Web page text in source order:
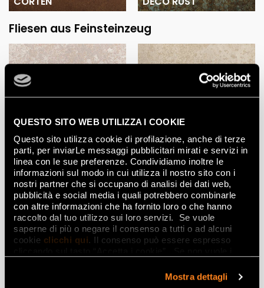
QUESTO SITO WEB UTILIZZA I COOKIE
Questo sito utilizza cookie di profilazione, anche di terze
parti, per inviarLe messaggi pubblicitari mirati e servizi in
linea con le sue preferenze. Condividiamo inoltre le
informazioni sul modo in cui utilizza il nostro sito con i
nostri partner che si occupano di analisi dei dati web,
pubblicità e social media i quali potrebbero combinarle
con altre informazioni che ha fornito loro o che hanno
raccolto dal tuo utilizzo sui loro servizi. Se vuole
saperne di più o negare il consenso a tutti o ad alcuni
cookie clicchi qui. Il consenso può essere espresso
Mostra dettagli
Fliesen aus Feinsteinzeug
WHITE RUST BEIGE RUST
CORTEN